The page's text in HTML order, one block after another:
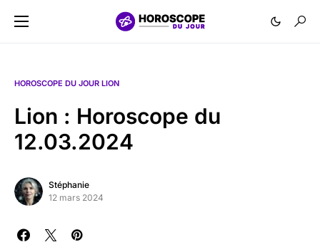
HOROSCOPE DU JOUR LION
Lion : Horoscope du
12.03.2024
Stéphanie
12 mars 2024